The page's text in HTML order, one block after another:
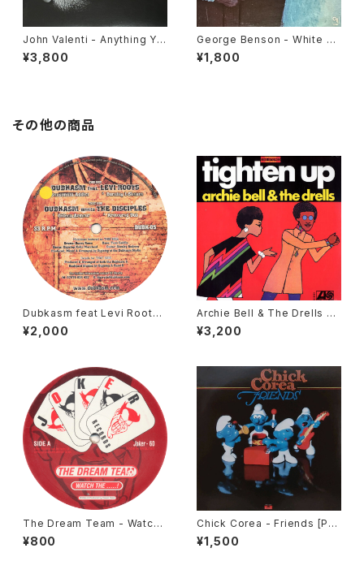
John Valenti - Anything Yo
u Want [Ariola America / 19
76 Reissue]
¥3,800
George Benson - White Ra
bbit [CTI / 1972]
¥1,800
その他の商品
Dubkasm feat Levi Roots /
Dubkasm meets The Disci
ples - Sensimilia Addict /
¥2,000
Archie Bell & The Drells -
Tighten Up [Atlantic / 2002
Reissue]
¥3,200
The Dream Team - Watch
The .....! / Freaky [Joker / 2
000]
¥800
Chick Corea - Friends [Pol
ydor / 1978]
¥1,500